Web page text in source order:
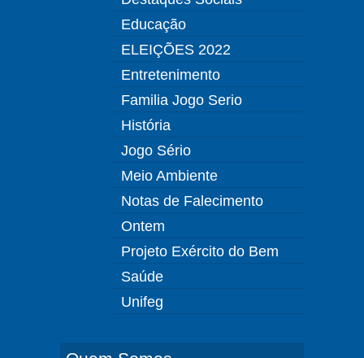
Educação
ELEIÇÕES 2022
Entretenimento
Familia Jogo Serio
História
Jogo Sério
Meio Ambiente
Notas de Falecimento
Ontem
Projeto Exército do Bem
Saúde
Unifeg